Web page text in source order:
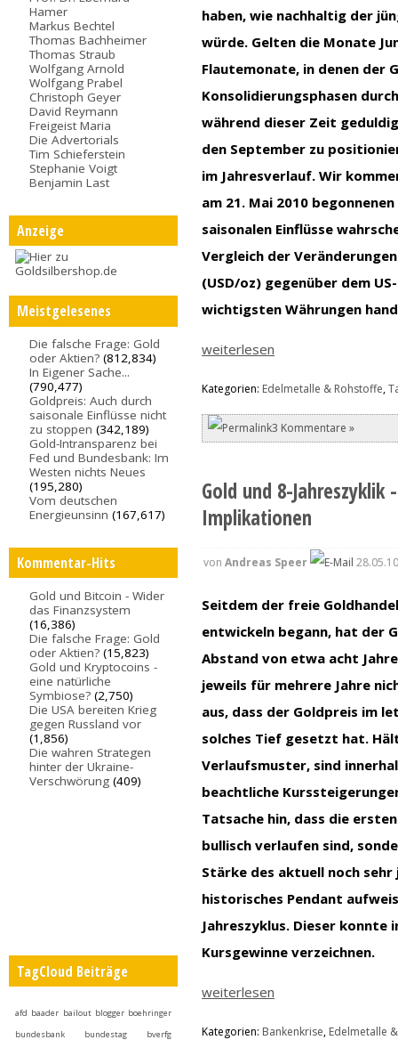
Hamer
Markus Bechtel
Thomas Bachheimer
Thomas Straub
Wolfgang Arnold
Wolfgang Prabel
Christoph Geyer
David Reymann
Freigeist Maria
Die Advertorials
Tim Schieferstein
Stephanie Voigt
Benjamin Last
Anzeige
Meistgelesenes
Die falsche Frage: Gold
oder Aktien? (812,834)
In Eigener Sache...
(790,477)
Goldpreis: Auch durch
saisonale Einflüsse nicht
zu stoppen (342,189)
Gold-Intransparenz bei
Fed und Bundesbank: Im
Westen nichts Neues
(195,280)
Vom deutschen
Energieunsinn (167,617)
Kommentar-Hits
Gold und Bitcoin - Wider
das Finanzsystem
(16,386)
Die falsche Frage: Gold
oder Aktien? (15,823)
Gold und Kryptocoins -
eine natürliche
Symbiose? (2,750)
Die USA bereiten Krieg
gegen Russland vor
(1,856)
Die wahren Strategen
hinter der Ukraine-
Verschwörung (409)
TagCloud Beiträge
afd baader bailout blogger boehringer
bundesbank
bundestag
bverfg
haben, wie nachhaltig der
würde. Gelten die Monate
Flautemonate, in denen der
Konsolidierungsphasen
während dieser Zeit
den September zu
im Jahresverlauf. Wir
am 21. Mai 2010
saisonalen Einflüsse
Vergleich der
(USD/oz) gegenüber dem
wichtigsten Währungen
weiterlesen
Kategorien: Edelmetalle & Rohstoffe,
3 Kommentare »
Gold und 8-
Implikationen
von Andreas Speer
Seitdem der freie
entwickeln begann, hat der
Abstand von etwa acht
jeweils für mehrere Jahre
aus, dass der Goldpreis im
solches Tief gesetzt hat.
Verlaufsmuster, sind
beachtliche
Tatsache hin, dass die
bullisch verlaufen sind,
Stärke des aktuell noch sehr
historisches Pendant
Jahreszyklus. Dieser
Kursgewinne verzeichnen.
weiterlesen
Kategorien: Bankenkrise, Edelmetalle